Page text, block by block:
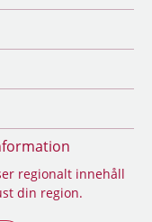
regionalt innehåll
din region.